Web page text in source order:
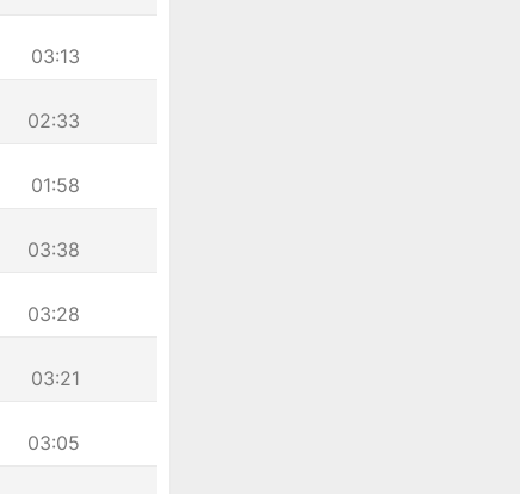
03:13
02:33
01:58
03:38
03:28
03:21
03:05